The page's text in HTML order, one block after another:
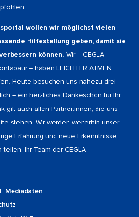
wollen wir möglichst vielen
Hilfestellung geben, damit sie
können. Wir – CEGLA
– haben LEICHTER ATMEN
Heute besuchen uns nahezu drei
– ein herzliches Dankeschön für Ihr
gilt auch allen Partner:innen, die uns
stehen. Wir werden weiterhin unser
Erfahrung und neue Erkenntnisse
Ihr Team der CEGLA
| Mediadaten